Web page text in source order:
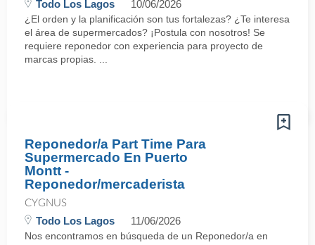
Todo Los Lagos 10/06/2026
¿El orden y la planificación son tus fortalezas? ¿Te interesa
el área de supermercados? ¡Postula con nosotros! Se
requiere reponedor con experiencia para proyecto de
marcas propias. ...
Reponedor/a Part Time Para
Supermercado En Puerto
Montt -
Reponedor/mercaderista
CYGNUS
Todo Los Lagos 11/06/2026
Nos encontramos en búsqueda de un Reponedor/a en